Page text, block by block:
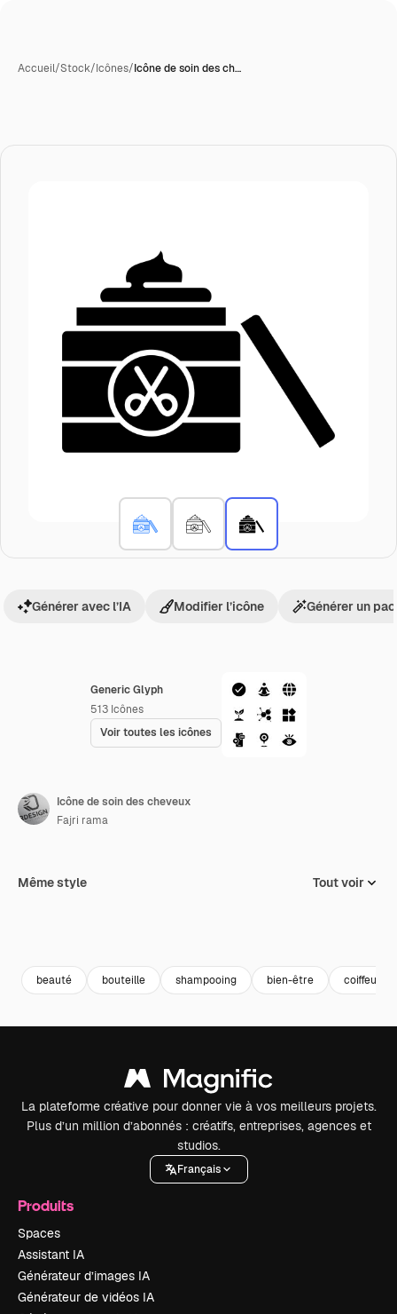
Accueil/Stock/Icônes/Icône de soin des ch…
Generic Glyph
513 Icônes
Voir toutes les icônes
Générer avec l’IA Modifier l’icône Générer un
Icône de soin des cheveux
Fajri rama
Même style Tout voir
beauté bouteille shampooing bien-être coiffeur
La plateforme créative pour donner vie à vos meilleurs projets.
Plus d’un million d’abonnés : créatifs, entreprises, agences et
studios.
Français
Produits
Spaces
Assistant IA
Générateur d’images IA
Générateur de vidéos IA